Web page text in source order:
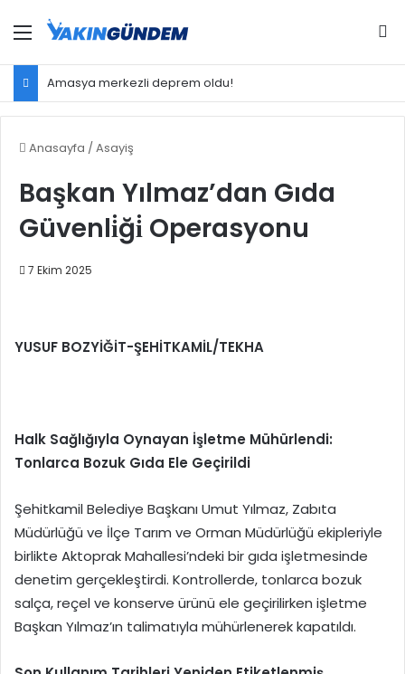
Menü
Amasya merkezli deprem oldu!
Anasayfa / Asayiş
Başkan Yılmaz’dan Gıda
Güvenli̇ği̇ Operasyonu
7 Ekim 2025
YUSUF BOZYİĞİT-ŞEHİTKAMİL/TEKHA
Halk Sağlığıyla Oynayan İşletme Mühürlendi:
Tonlarca Bozuk Gıda Ele Geçirildi
Şehitkamil Belediye Başkanı Umut Yılmaz, Zabıta
Müdürlüğü ve İlçe Tarım ve Orman Müdürlüğü ekipleriyle
birlikte Aktoprak Mahallesi’ndeki bir gıda işletmesinde
denetim gerçekleştirdi. Kontrollerde, tonlarca bozuk
salça, reçel ve konserve ürünü ele geçirilirken işletme
Başkan Yılmaz’ın talimatıyla mühürlenerek kapatıldı.